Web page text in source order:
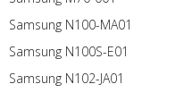
Samsung N100-MA01
Samsung N100S-E01
Samsung N102-JA01